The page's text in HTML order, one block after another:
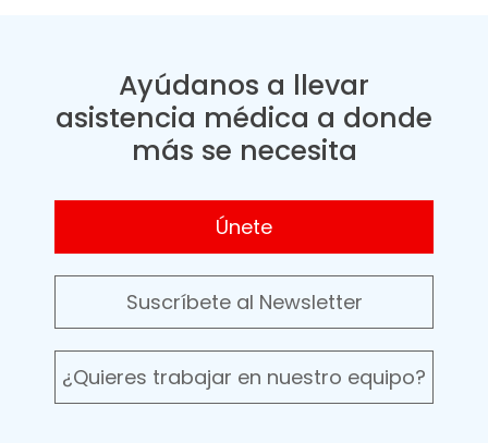
Ayúdanos a llevar
asistencia médica a donde
más se necesita
Únete
Suscríbete al Newsletter
¿Quieres trabajar en nuestro equipo?